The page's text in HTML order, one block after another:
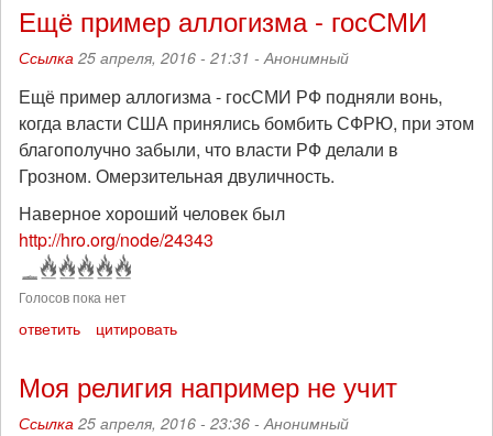
Ещё пример аллогизма - госСМИ
Ссылка 25 апреля, 2016 - 21:31 -Анонимный
Ещё пример аллогизма - госСМИ РФ подняли вонь,
когда власти США принялись бомбить СФРЮ, при этом
благополучно забыли, что власти РФ делали в
Грозном. Омерзительная двуличность.
Наверное хороший человек был
http://hro.org/node/24343
Голосов пока нет
ответить цитировать
Моя религия например не учит
Ссылка 25 апреля, 2016 - 23:36 -Анонимный